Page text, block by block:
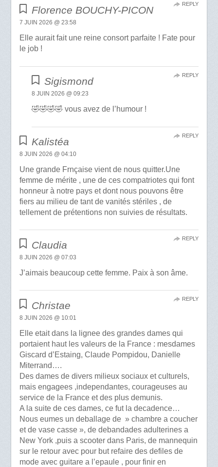
Florence BOUCHY-PICON
7 JUIN 2026 @ 23:58
Elle aurait fait une reine consort parfaite ! Fate pour
le job !
REPLY
Sigismond
8 JUIN 2026 @ 09:23
🤣🤣🤣🤣 vous avez de l’humour !
REPLY
Kalistéa
8 JUIN 2026 @ 04:10
Une grande Frnçaise vient de nous quitter.Une
femme de mérite , une de ces compatriotes qui font
honneur à notre pays et dont nous pouvons être
fiers au milieu de tant de vanités stériles , de
tellement de prétentions non suivies de résultats.
REPLY
Claudia
8 JUIN 2026 @ 07:03
J’aimais beaucoup cette femme. Paix à son âme.
REPLY
Christae
8 JUIN 2026 @ 10:01
Elle etait dans la lignee des grandes dames qui
portaient haut les valeurs de la France : mesdames
Giscard d’Estaing, Claude Pompidou, Danielle
Miterrand….
Des dames de divers milieux sociaux et culturels,
mais engagees ,independantes, courageuses au
service de la France et des plus demunis.
A la suite de ces dames, ce fut la decadence…
Nous eumes un deballage de » chambre a coucher
et de vase casse », de debandades adulterines a
New York ,puis a scooter dans Paris, de mannequin
sur le retour avec pour but refaire des defiles de
mode avec guitare a l’epaule , pour finir en
REPLY